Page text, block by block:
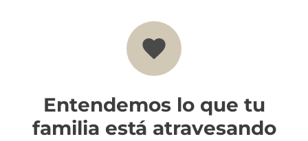
Entendemos lo que tu
familia está atravesando